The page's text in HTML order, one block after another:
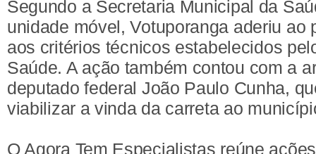
Segundo a Secretaria Municipal da
unidade móvel, Votuporanga aderiu ao
aos critérios técnicos estabelecidos
Saúde. A ação também contou com a
deputado federal João Paulo Cunha,
viabilizar a vinda da carreta ao
O Agora Tem Especialistas reúne